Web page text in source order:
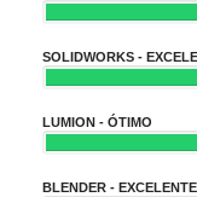
SOLIDWORKS -
LUMION - ÓTIMO
BLENDER - EXCELENTE